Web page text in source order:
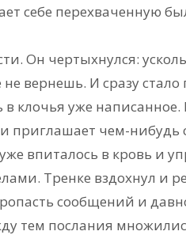
себе перехваченную
Он чертыхнулся:
вернешь. И сразу стало
клочья уже
приглашает чем-нибудь
впиталось в кровь и
Тренке вздохнул и
сообщений и
тем послания